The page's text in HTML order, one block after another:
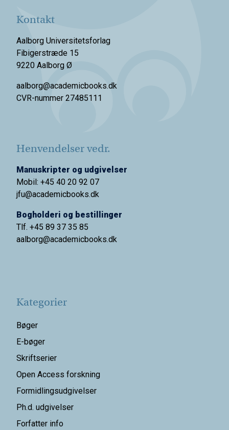
Kontakt
Aalborg Universitetsforlag
Fibigerstræde 15
9220 Aalborg Ø
aalborg@academicbooks.dk
CVR-nummer 27485111
Henvendelser vedr.
Manuskripter og udgivelser
Mobil: +45 40 20 92 07
jfu@academicbooks.dk
Bogholderi og bestillinger
Tlf. +45 89 37 35 85
aalborg@academicbooks.dk
Kategorier
Bøger
E-bøger
Skriftserier
Open Access forskning
Formidlingsudgivelser
Ph.d. udgivelser
Forfatter info